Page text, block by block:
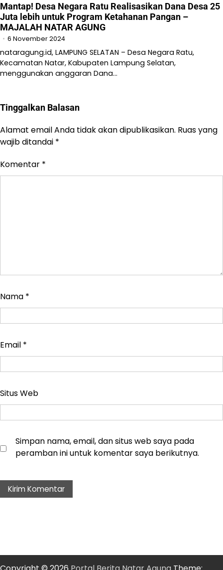
Mantap! Desa Negara Ratu Realisasikan Dana Desa 25
Juta lebih untuk Program Ketahanan Pangan –
MAJALAH NATAR AGUNG
6 November 2024
nataragung.id, LAMPUNG SELATAN – Desa Negara Ratu,
Kecamatan Natar, Kabupaten Lampung Selatan,
menggunakan anggaran Dana…
Tinggalkan Balasan
Alamat email Anda tidak akan dipublikasikan. Ruas yang
wajib ditandai *
Komentar *
Nama *
Email *
Situs Web
Simpan nama, email, dan situs web saya pada
peramban ini untuk komentar saya berikutnya.